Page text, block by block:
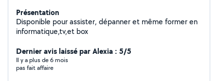
Présentation
Disponible pour assister, dépanner et même former en
informatique,tv,et box
Dernier avis laissé par Alexia : 5/5
Il y a plus de 6 mois
pas fait affaire